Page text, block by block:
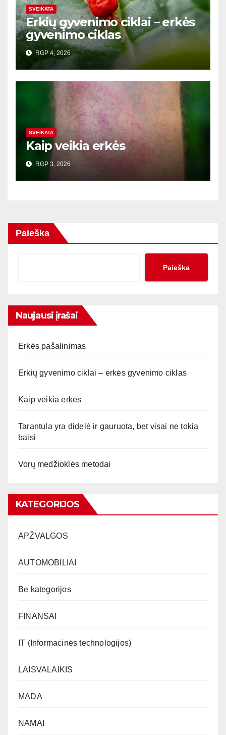
SVEIKATA
Erkių gyvenimo ciklai – erkės
gyvenimo ciklas
RGP 4, 2026
SVEIKATA
Kaip veikia erkės
RGP 3, 2026
Paieška
Paieška
Naujausi įrašai
Erkės pašalinimas
Erkių gyvenimo ciklai – erkės gyvenimo ciklas
Kaip veikia erkės
Tarantula yra didelė ir gauruota, bet visai ne tokia
baisi
Vorų medžioklės metodai
KATEGORIJOS
APŽVALGOS
AUTOMOBILIAI
Be kategorijos
FINANSAI
IT (Informacinės technologijos)
LAISVALAIKIS
MADA
NAMAI